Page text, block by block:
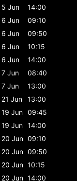
5 Jun
14:00
6 Jun
09:10
6 Jun
09:50
6 Jun
10:15
6 Jun
14:00
7 Jun
08:40
7 Jun
13:00
21 Jun
13:00
19 Jun 09:45
19 Jun 14:00
20 Jun 09:10
20 Jun 09:50
20 Jun 10:15
20 Jun 14:00